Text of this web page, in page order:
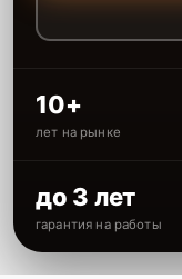
10+
лет на рынке
до 3 лет
гарантия на работы